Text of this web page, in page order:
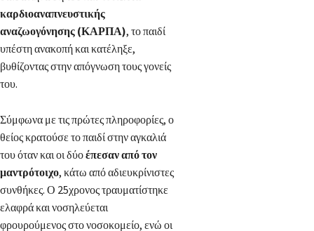
καρδιοαναπνευστικής
αναζωογόνησης (ΚΑΡΠΑ), το παιδί
υπέστη ανακοπή και κατέληξε,
βυθίζοντας στην απόγνωση τους γονείς
του.
Σύμφωνα με τις πρώτες πληροφορίες, ο
θείος κρατούσε το παιδί στην αγκαλιά
του όταν και οι δύοέπεσαν από τον
μαντρότοιχο, κάτω από αδιευκρίνιστες
συνθήκες. Ο 25χρονος τραυματίστηκε
ελαφρά και νοσηλεύεται
φρουρούμενος στο νοσοκομείο, ενώ οι